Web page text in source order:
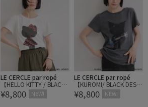
LE CERCLE par ropé
【HELLO KITTY / BLACK
DESIGN SERIES別注】BL
ACK KITTY Tシャツ
¥8,800 NEW!
LE CERCLE par ropé
【KUROMI/ BLACK DESIG
N SERIES別注】BLACK K
UROMI Tシャツ
¥8,800 NEW!